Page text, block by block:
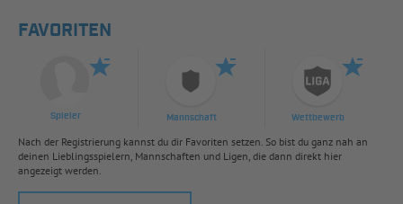
FAVORITEN
Spieler Mannschaft Wettbewerb
Nach der Registrierung kannst du dir Favoriten setzen. So bist du ganz nah an
deinen Lieblingsspielern, Mannschaften und Ligen, die dann direkt hier
angezeigt werden.